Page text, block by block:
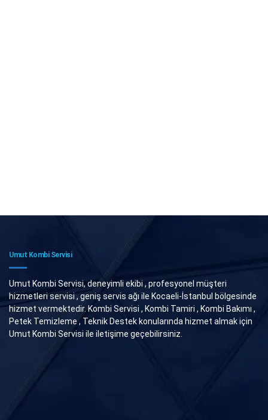
Umut Kombi Servisi
Umut Kombi Servisi, deneyimli ekibi , profesyonel müşteri
hizmetleri servisi , geniş servis ağı ile Kocaeli-İstanbul bölgesinde
hizmet vermektedir. Kombi Servisi , Kombi Tamiri , Kombi Bakımı ,
Petek Temizleme , Teknik Destek konularında hizmet almak için
Umut Kombi Servisi ile iletişime geçebilirsiniz.